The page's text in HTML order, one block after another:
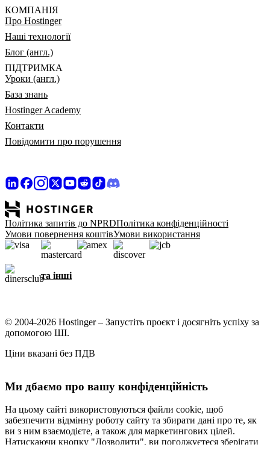
КОМПАНІЯ
Про Hostinger
Наші технології
Блог (англ.)
ПІДТРИМКА
Уроки (англ.)
База знань
Hostinger Academy
Контакти
Повідомити про порушення
Політика запитів до NPRDПолітика конфіденційності
Умови повернення коштівУмови використання
та інші
© 2004-2026 Hostinger – Запустіть проєкт і досягніть успіху за
допомогою ШІ.
Ціни вказані без ПДВ
Ми дбаємо про вашу конфіденційність
На цьому сайті використовуються файли cookie, щоб
забезпечити відмінну роботу сайту та збирати дані про те, як
ви з ним взаємодієте, а також для маркетингових цілей.
Натискаючи кнопку "Дозволити", ви погоджуєтеся зберігати